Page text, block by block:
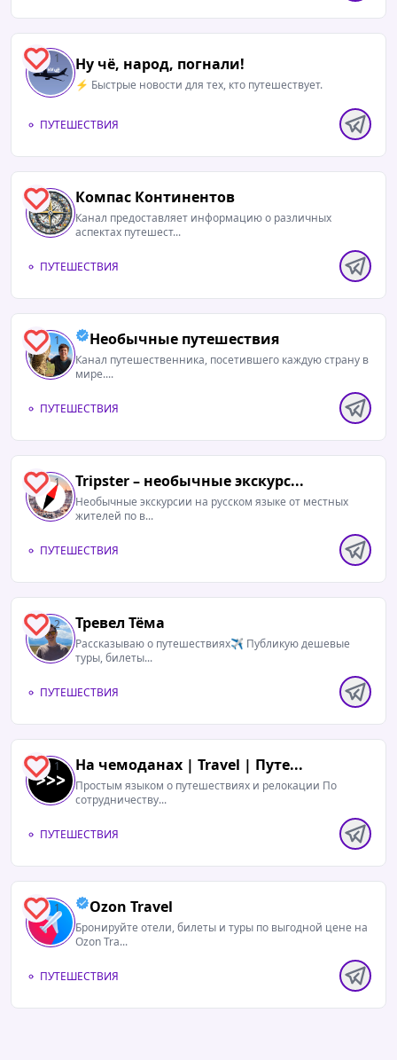
1 Ну чё, народ, погнали!
⚡️ Быстрые новости для тех, кто путешествует.
ПУТЕШЕСТВИЯ
1 Компас Континентов
Канал предоставляет информацию о различных
аспектах путешест...
ПУТЕШЕСТВИЯ
1 Необычные путешествия
Канал путешественника, посетившего каждую страну в
мире....
ПУТЕШЕСТВИЯ
1 Tripster – необычные экскурс...
Необычные экскурсии на русском языке от местных
жителей по в...
ПУТЕШЕСТВИЯ
2 Тревел Тёма
Рассказываю о путешествиях✈️ Публикую дешевые
туры, билеты...
ПУТЕШЕСТВИЯ
1 На чемоданах | Travel | Путе...
Простым языком о путешествиях и релокации По
сотрудничеству...
ПУТЕШЕСТВИЯ
1 Ozon Travel
Бронируйте отели, билеты и туры по выгодной цене на
Ozon Tra...
ПУТЕШЕСТВИЯ